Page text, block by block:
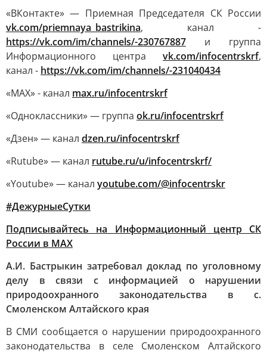
«ВКонтакте» — Приемная Председателя СК России
vk.com/priemnaya_bastrikina, канал -
https://vk.com/im/channels/-230767887 и группа
Информационного центра vk.com/infocentrskrf,
канал - https://vk.com/im/channels/-231040434
«MAX» - канал max.ru/infocentrskrf
«Одноклассники» — группа ok.ru/infocentrskrf
«Дзен» — канал dzen.ru/infocentrskrf
«Rutube» — канал rutube.ru/u/infocentrskrf/
«Youtube» — канал youtube.com/@infocentrskr
#ДежурныеСутки
Подписывайтесь на Информационный центр СК
России в MAХ
А.И. Бастрыкин затребовал доклад по уголовному
делу в связи с информацией о нарушении
природоохранного законодательства в с.
Смоленском Алтайского края
В СМИ сообщается о нарушении природоохранного
законодательства в селе Смоленском Алтайского